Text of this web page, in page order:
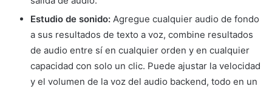
Estudio de sonido: Agregue cualquier audio de fondo
a sus resultados de texto a voz, combine resultados
de audio entre sí en cualquier orden y en cualquier
capacidad con solo un clic. Puede ajustar la velocidad
y el volumen de la voz del audio backend, todo en un